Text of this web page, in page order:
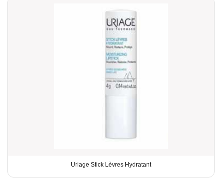
Uriage Stick Lèvres Hydratant